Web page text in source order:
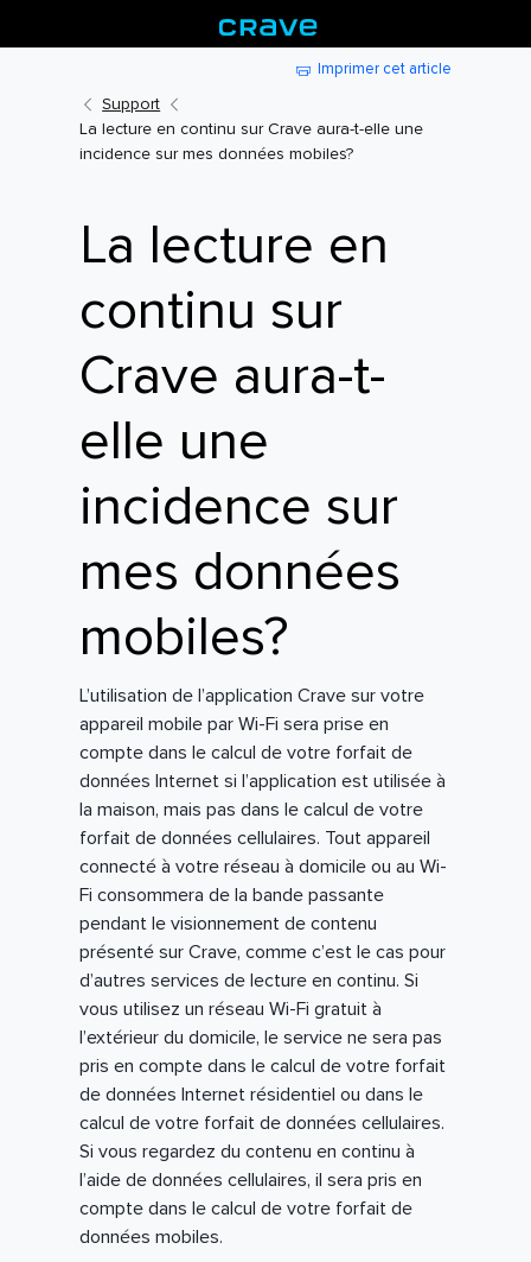
Imprimer cet article
Support
La lecture en continu sur Crave aura-t-elle une
incidence sur mes données mobiles?
La lecture en
continu sur
Crave aura-t-
elle une
incidence sur
mes données
mobiles?
L’utilisation de l’application Crave sur votre
appareil mobile par Wi-Fi sera prise en
compte dans le calcul de votre forfait de
données Internet si l’application est utilisée à
la maison, mais pas dans le calcul de votre
forfait de données cellulaires. Tout appareil
connecté à votre réseau à domicile ou au Wi-
Fi consommera de la bande passante
pendant le visionnement de contenu
présenté sur Crave, comme c’est le cas pour
d’autres services de lecture en continu. Si
vous utilisez un réseau Wi-Fi gratuit à
l’extérieur du domicile, le service ne sera pas
pris en compte dans le calcul de votre forfait
de données Internet résidentiel ou dans le
calcul de votre forfait de données cellulaires.
Si vous regardez du contenu en continu à
l’aide de données cellulaires, il sera pris en
compte dans le calcul de votre forfait de
données mobiles.